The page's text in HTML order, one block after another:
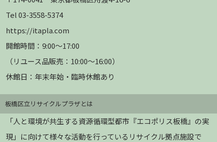
Tel 03-3558-5374
https://itapla.com
開館時間：9:00～17:00
（リユース品販売：10:00～16:00）
休館日：年末年始・臨時休館あり
板橋区立リサイクルプラザとは
「人と環境が共生する資源循環型都市『エコポリス板橋』の実
現」に向けて様々な活動を行っているリサイクル拠点施設で